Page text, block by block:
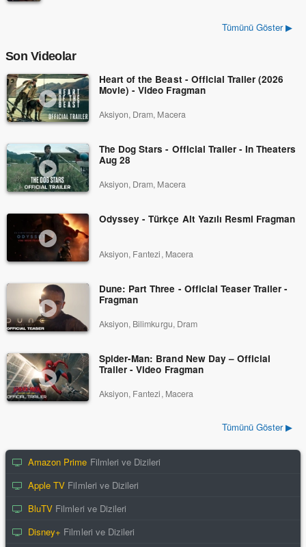
Tümünü Göster ▶
Son Videolar
Heart of the Beast - Official Trailer (2026
Movie) - Video Fragman
Aksiyon, Dram, Macera
The Dog Stars - Official Trailer - In Theaters
Aug 28
Aksiyon, Dram, Macera
Odyssey - Türkçe Alt Yazılı Resmi Fragman
Aksiyon, Fantezi, Macera
Dune: Part Three - Official Teaser Trailer -
Fragman
Aksiyon, Bilimkurgu, Dram
Spider-Man: Brand New Day – Official
Trailer - Video Fragman
Aksiyon, Fantezi, Macera
Tümünü Göster ▶
Amazon Prime Filmleri ve Dizileri
Apple TV Filmleri ve Dizileri
BluTV Filmleri ve Dizileri
Disney+ Filmleri ve Dizileri